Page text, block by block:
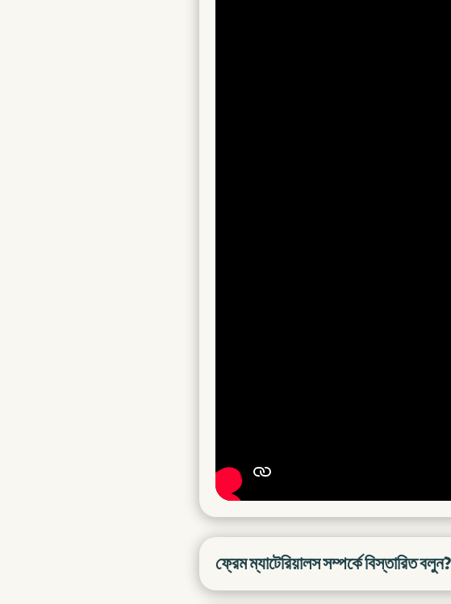
ফ্রেম ম্যাটেরিয়ালস সম্পর্কে বিস্তারিত বলুন?